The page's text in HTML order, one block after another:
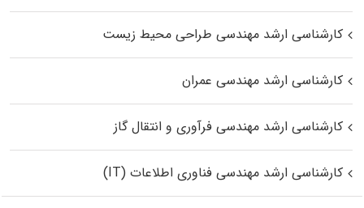
کارشناسی ارشد مهندسی طراحی محیط زیست
کارشناسی ارشد مهندسی عمران
کارشناسی ارشد مهندسی فرآوری و انتقال گاز
کارشناسی ارشد مهندسی فناوری اطلاعات (IT)